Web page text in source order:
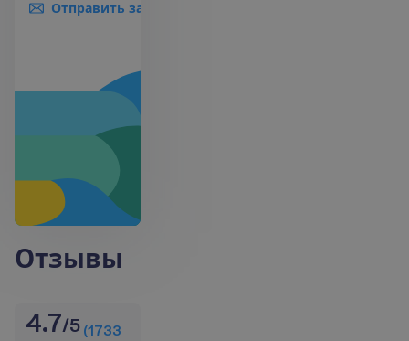
Отправить запрос
Отзывы
4.7/5 (1733